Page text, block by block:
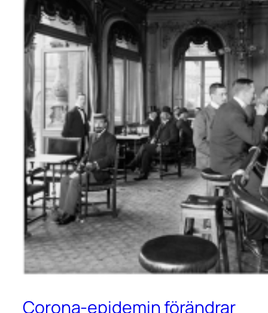
Corona-epidemin förändrar